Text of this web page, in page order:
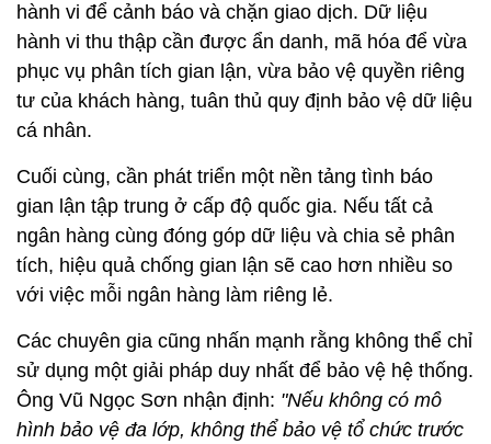
hành vi để cảnh báo và chặn giao dịch. Dữ liệu
hành vi thu thập cần được ẩn danh, mã hóa để vừa
phục vụ phân tích gian lận, vừa bảo vệ quyền riêng
tư của khách hàng, tuân thủ quy định bảo vệ dữ liệu
cá nhân.
Cuối cùng, cần phát triển một nền tảng tình báo
gian lận tập trung ở cấp độ quốc gia. Nếu tất cả
ngân hàng cùng đóng góp dữ liệu và chia sẻ phân
tích, hiệu quả chống gian lận sẽ cao hơn nhiều so
với việc mỗi ngân hàng làm riêng lẻ.
Các chuyên gia cũng nhấn mạnh rằng không thể chỉ
sử dụng một giải pháp duy nhất để bảo vệ hệ thống.
Ông Vũ Ngọc Sơn nhận định: "Nếu không có mô
hình bảo vệ đa lớp, không thể bảo vệ tổ chức trước